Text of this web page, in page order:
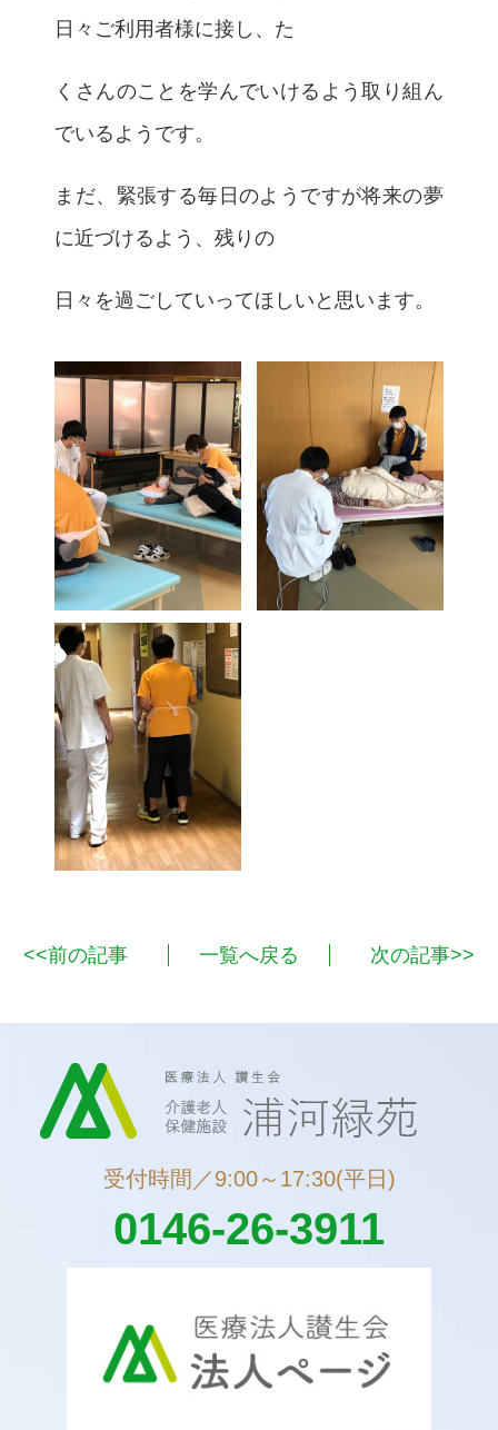
日々ご利用者様に接し、た
くさんのことを学んでいけるよう取り組ん
でいるようです。
まだ、緊張する毎日のようですが将来の夢
に近づけるよう、残りの
日々を過ごしていってほしいと思います。
<<前の記事 一覧へ戻る 次の記事>>
受付時間／9:00～17:30(平日)
0146-26-3911